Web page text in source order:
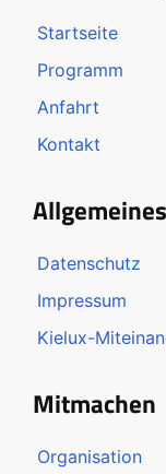
Startseite
Programm
Anfahrt
Kontakt
Allgemeines
Datenschutz
Impressum
Kielux-
Mitmachen
Organisation